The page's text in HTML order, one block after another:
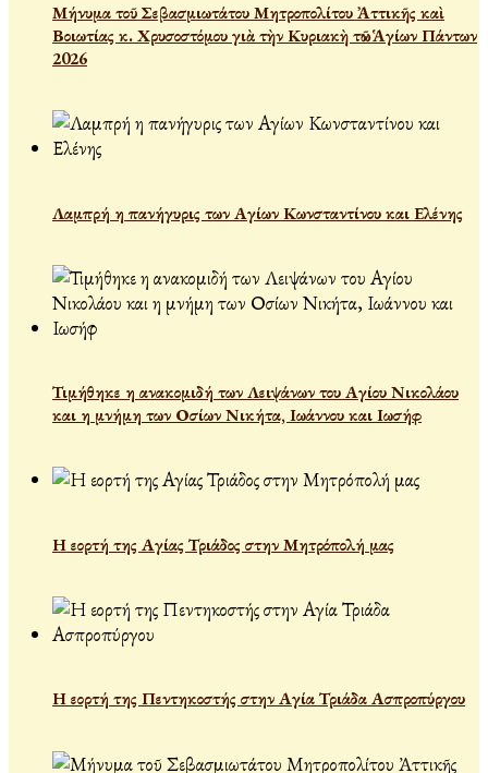
Μήνυμα τοῦ Σεβασμιωτάτου Μητροπολίτου Ἀττικῆς καὶ
Βοιωτίας κ. Χρυσοστόμου γιὰ τὴν Κυριακὴ τῶν Ἁγίων Πάντων
2026
Λαμπρή η πανήγυρις των Αγίων Κωνσταντίνου και Ελένης
Τιμήθηκε η ανακομιδή των Λειψάνων του Αγίου Νικολάου
και η μνήμη των Οσίων Νικήτα, Ιωάννου και Ιωσήφ
Η εορτή της Αγίας Τριάδος στην Μητρόπολή μας
Η εορτή της Πεντηκοστής στην Αγία Τριάδα Ασπροπύργου